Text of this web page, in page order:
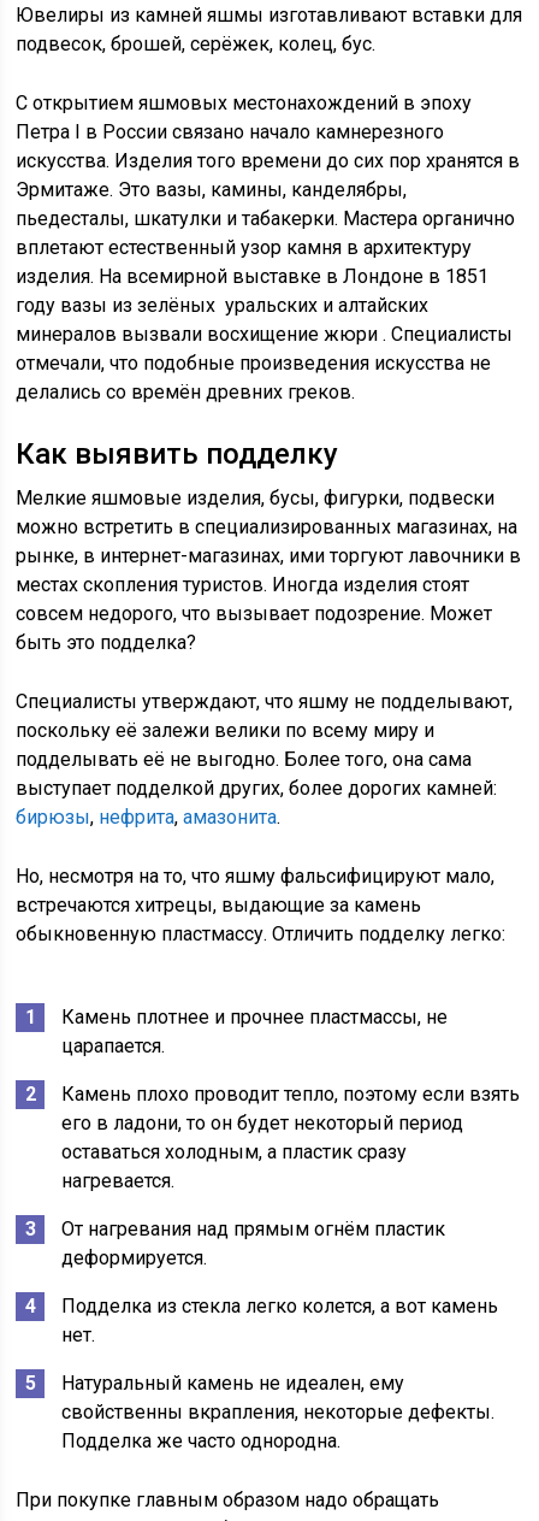
Ювелиры из камней яшмы изготавливают вставки для
подвесок, брошей, серёжек, колец, бус.
С открытием яшмовых местонахождений в эпоху
Петра I в России связано начало камнерезного
искусства. Изделия того времени до сих пор хранятся в
Эрмитаже. Это вазы, камины, канделябры,
пьедесталы, шкатулки и табакерки. Мастера органично
вплетают естественный узор камня в архитектуру
изделия. На всемирной выставке в Лондоне в 1851
году вазы из зелёных уральских и алтайских
минералов вызвали восхищение жюри . Специалисты
отмечали, что подобные произведения искусства не
делались со времён древних греков.
Как выявить подделку
Мелкие яшмовые изделия, бусы, фигурки, подвески
можно встретить в специализированных магазинах, на
рынке, в интернет-магазинах, ими торгуют лавочники в
местах скопления туристов. Иногда изделия стоят
совсем недорого, что вызывает подозрение. Может
быть это подделка?
Специалисты утверждают, что яшму не подделывают,
поскольку её залежи велики по всему миру и
подделывать её не выгодно. Более того, она сама
выступает подделкой других, более дорогих камней:
бирюзы, нефрита,амазонита.
Но, несмотря на то, что яшму фальсифицируют мало,
встречаются хитрецы, выдающие за камень
обыкновенную пластмассу. Отличить подделку легко:
Камень плотнее и прочнее пластмассы, не
царапается.
Камень плохо проводит тепло, поэтому если взять
его в ладони, то он будет некоторый период
оставаться холодным, а пластик сразу
нагревается.
От нагревания над прямым огнём пластик
деформируется.
Подделка из стекла легко колется, а вот камень
нет.
Натуральный камень не идеален, ему
свойственны вкрапления, некоторые дефекты.
Подделка же часто однородна.
При покупке главным образом надо обращать